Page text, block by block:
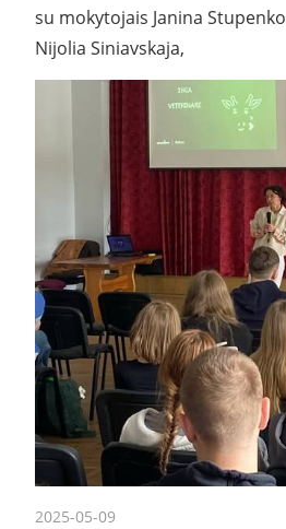
su mokytojais Janina
Nijolia Siniavskaja,
2025-05-09